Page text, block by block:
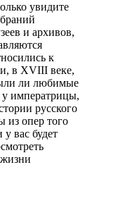
увидите
и архивов,
к
в XVIII веке,
ли любимые
у императрицы,
русского
из опер того
вас будет